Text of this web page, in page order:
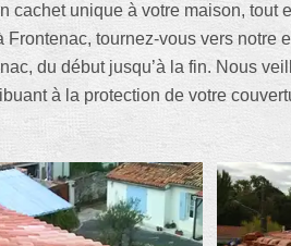
cachet unique à votre maison,
tournez-vous vers
du début jusqu’à la fin. Nous
à la protection de votre